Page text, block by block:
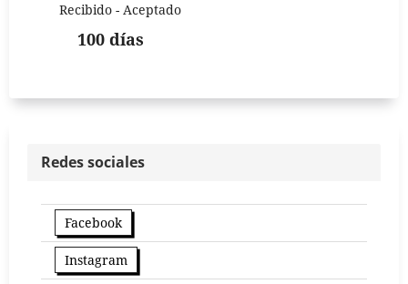
Recibido - Aceptado
100 días
Redes sociales
Facebook
Instagram